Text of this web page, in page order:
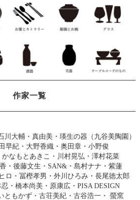
作家一覧
川大輔・真由美 ・ 瑛生の器（九谷美陶園）
早紀 ・ 大野香織 ・ 奥田章 ・ 小野俊
かなもとあきこ ・ 川村晃弘 ・ 澤村花菜
・ 後藤文生 ・ SAN& ・ 島村ナナ ・ 紫蓮
ロ ・ 冨樫孝男 ・ 外川ひろみ ・ 長尾徳太郎
・ 橋本尚美 ・ 原康広 ・ PISA DESIGN
ともかず ・ 古荘美紀 ・ 古谷浩一 ・ 螢窯